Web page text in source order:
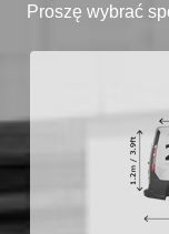
Proszę wybrać